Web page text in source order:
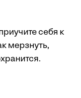
себя к
мерзнуть,